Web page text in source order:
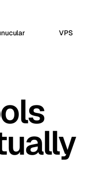
Türkiye
Portekiz
VPS
entegrasyonları.
OpenClaw Barındırılan
Dahili uygulamalar ve servis operasyonları
barındırılan bir kontrol düzlemi.
Uptime Kuma Barındırılan
Erişilebilirlik kontrolleri, SSL izleme,